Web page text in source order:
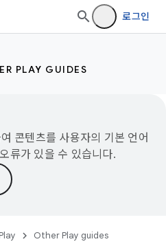
로그인
PLAY GUIDES
콘텐츠를 사용자의 기본 언어
류가 있을 수 있습니다.
Other Play guides